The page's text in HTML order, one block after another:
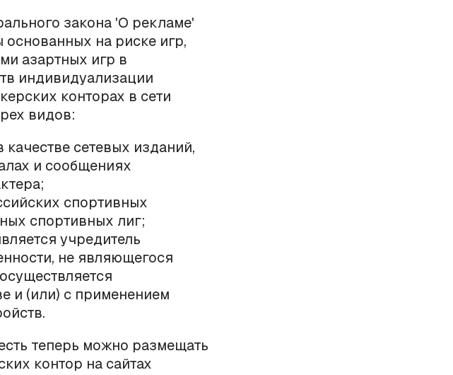
закона 'О рекламе'
на риске игр,
азартных игр в
индивидуализации
конторах в сети
видов:
сетевых изданий,
и сообщениях
спортивных
спортивных лиг;
учредитель
не являющегося
и (или) с применением
теперь можно размещать
контор на сайтах